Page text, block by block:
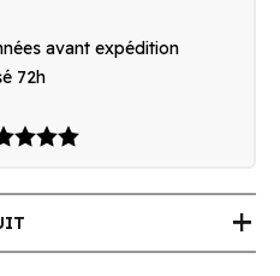
avant expédition
72h
add